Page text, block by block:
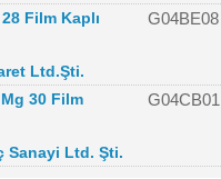
Film Kaplı
G04BE08
Ltd.Şti.
30 Film
G04CB01
Sanayi Ltd. Şti.